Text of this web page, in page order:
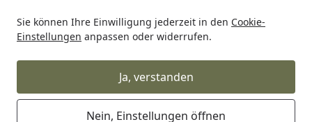
Sie können Ihre Einwilligung jederzeit in den Cookie-
Einstellungen anpassen oder widerrufen.
Ja, verstanden
Nein, Einstellungen öffnen
Startseite
kwb HEIMWERKER Produkte Handwerkzeug
KWB Schraubzwingen & weitere
Spannwerkzeuge
Ihre Artikelübersicht